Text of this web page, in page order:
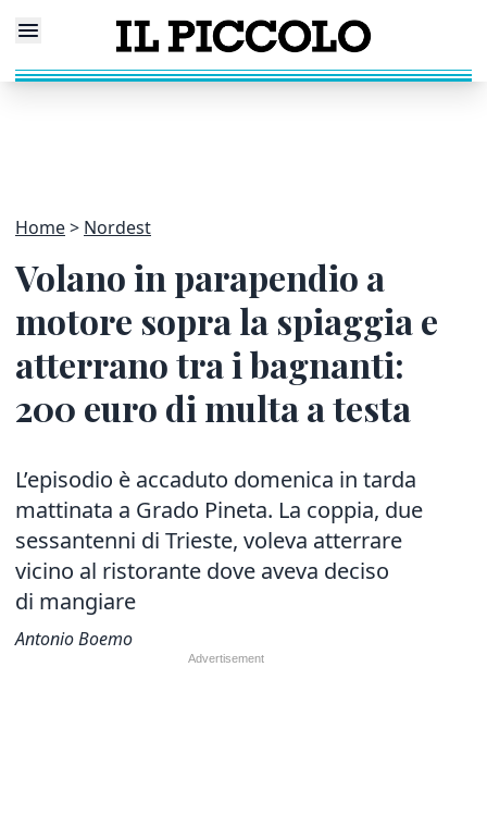
Home Nordest
Volano in parapendio a
motore sopra la spiaggia e
atterrano tra i bagnanti:
200 euro di multa a testa
L’episodio è accaduto domenica in tarda
mattinata a Grado Pineta. La coppia, due
sessantenni di Trieste, voleva atterrare
vicino al ristorante dove aveva deciso
di mangiare
Antonio Boemo